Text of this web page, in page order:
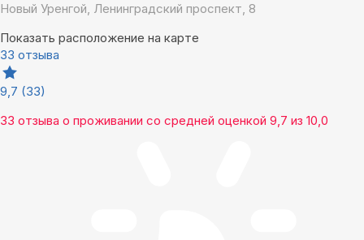
Новый Уренгой, Ленинградский проспект, 8
Показать расположение на карте
33 отзыва
9,7 (33)
33 отзыва о проживании со средней оценкой 9,7 из 10,0